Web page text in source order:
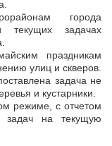
города
задачах
праздникам
улиц и скверов.
задача не
и кустарники.
режиме, с отчетом
задач на текущую